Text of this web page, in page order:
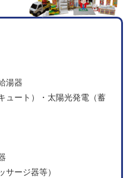
湯器
ュート）・太陽光発電（蓄
サージ器等）